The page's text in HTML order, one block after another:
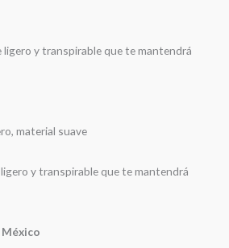
y transpirable que te mantendrá
material suave
y transpirable que te mantendrá